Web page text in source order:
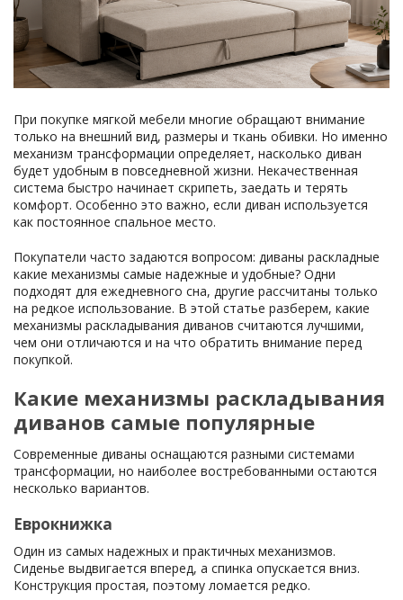
При покупке мягкой мебели многие обращают внимание
только на внешний вид, размеры и ткань обивки. Но именно
механизм трансформации определяет, насколько диван
будет удобным в повседневной жизни. Некачественная
система быстро начинает скрипеть, заедать и терять
комфорт. Особенно это важно, если диван используется
как постоянное спальное место.
Покупатели часто задаются вопросом: диваны раскладные
какие механизмы самые надежные и удобные? Одни
подходят для ежедневного сна, другие рассчитаны только
на редкое использование. В этой статье разберем, какие
механизмы раскладывания диванов считаются лучшими,
чем они отличаются и на что обратить внимание перед
покупкой.
Какие механизмы раскладывания
диванов самые популярные
Современные диваны оснащаются разными системами
трансформации, но наиболее востребованными остаются
несколько вариантов.
Еврокнижка
Один из самых надежных и практичных механизмов.
Сиденье выдвигается вперед, а спинка опускается вниз.
Конструкция простая, поэтому ломается редко.